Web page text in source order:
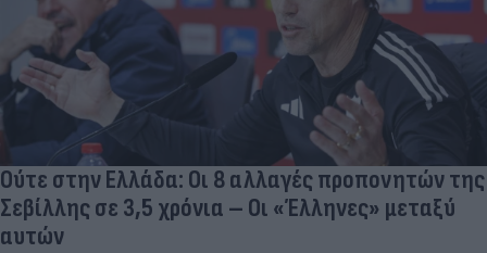
Ούτε στην Ελλάδα: Οι 8 αλλαγές προπονητών της
Σεβίλλης σε 3,5 χρόνια – Οι «Έλληνες» μεταξύ
αυτών